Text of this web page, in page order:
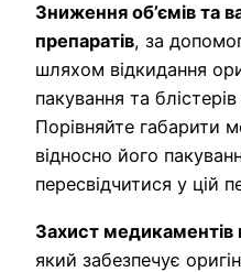
Зниження об’ємів та
препаратів, за
шляхом відкидання
пакування та
Порівняйте габарити
відносно його
пересвідчитися у цій
Захист медикаментів
який забезпечує